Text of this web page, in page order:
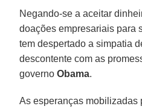
Negando-se a aceitar
doações empresariais para
tem despertado a simpatia
descontente com as
governoObama.
As esperanças mobilizadas